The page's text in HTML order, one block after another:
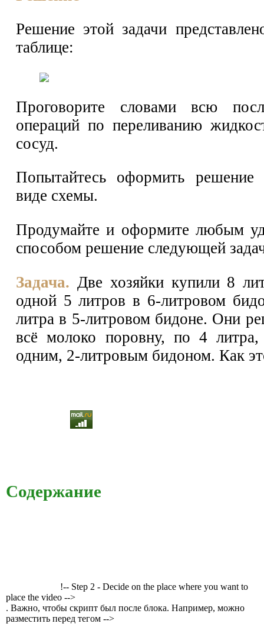
Решение этой задачи
таблице:
Проговорите словами всю
операций по переливанию
сосуд.
Попытайтесь оформить решение
виде схемы.
Продумайте и оформите любым
способом решение следующей
Задача. Две хозяйки купили 8
одной 5 литров в 6-литровом
литра в 5-литровом бидоне. Они
всё молоко поровну, по 4 литра,
одним, 2-литровым бидоном. Как
Содержание
!-- Step 2 - Decide on the place where you want to
place the video -->
. Важно, чтобы скрипт был после блока. Например, можно
разместить перед тегом -->